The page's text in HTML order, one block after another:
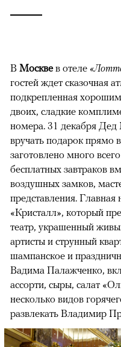
В Москвев отеле
гостей ждет сказочная
подкрепленная хорошим
двоих, сладкие
номера. 31 декабря Дед
вручать подарок прямо
заготовлено много
бесплатных завтраков
воздушных замков,
представления.
«Кристалл», который
театр, украшенный
артисты и струнный
шампанское и
Вадима Палажченко,
ассорти, сыры, салат
несколько видов
развлекать Владимир